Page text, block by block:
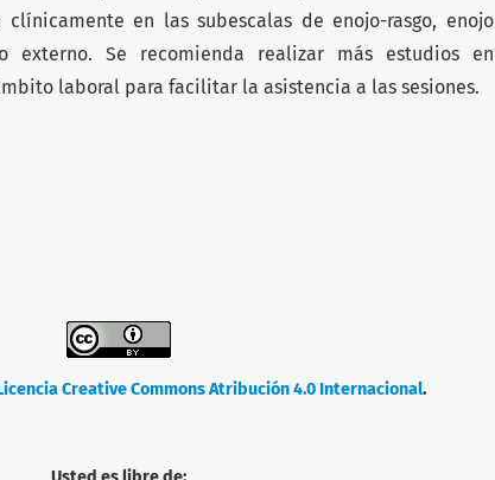
en las subescalas de enojo-rasgo, enojo
externo. Se recomienda realizar más estudios en
laboral para facilitar la asistencia a las sesiones.
Creative Commons Atribución 4.0 Internacional.